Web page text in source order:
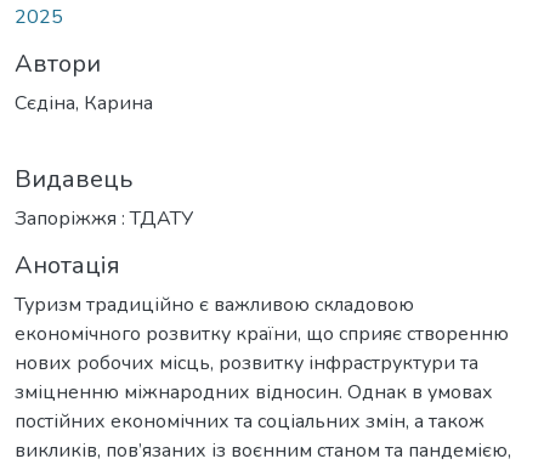
2025
Автори
Сєдіна, Карина
Видавець
Запоріжжя : ТДАТУ
Анотація
Туризм традиційно є важливою складовою
економічного розвитку країни, що сприяє створенню
нових робочих місць, розвитку інфраструктури та
зміцненню міжнародних відносин. Однак в умовах
постійних економічних та соціальних змін, а також
викликів, пов’язаних із воєнним станом та пандемією,